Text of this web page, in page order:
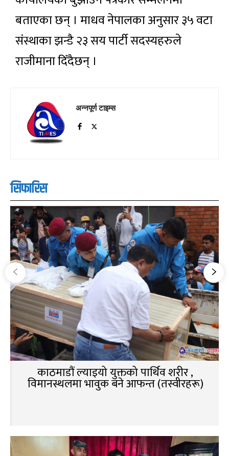
बताएका छन् । माधव नेपालका अनुसार ३५ वटा
संस्थाका झन्डै २३ सय पार्टी सदस्यहरुले
राजीमाना दिँदैछन् ।
अन्नपूर्ण टाइम्स
सिफारिस
काठमाडौं ल्याइयो युक्तको पार्थिव शरीर ,
विमानस्थलमा भावुक बने आफन्त (तस्वीरहरू)